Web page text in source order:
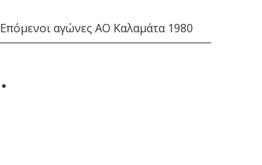
Επόμενοι αγώνες ΑΟ Καλαμάτα 1980